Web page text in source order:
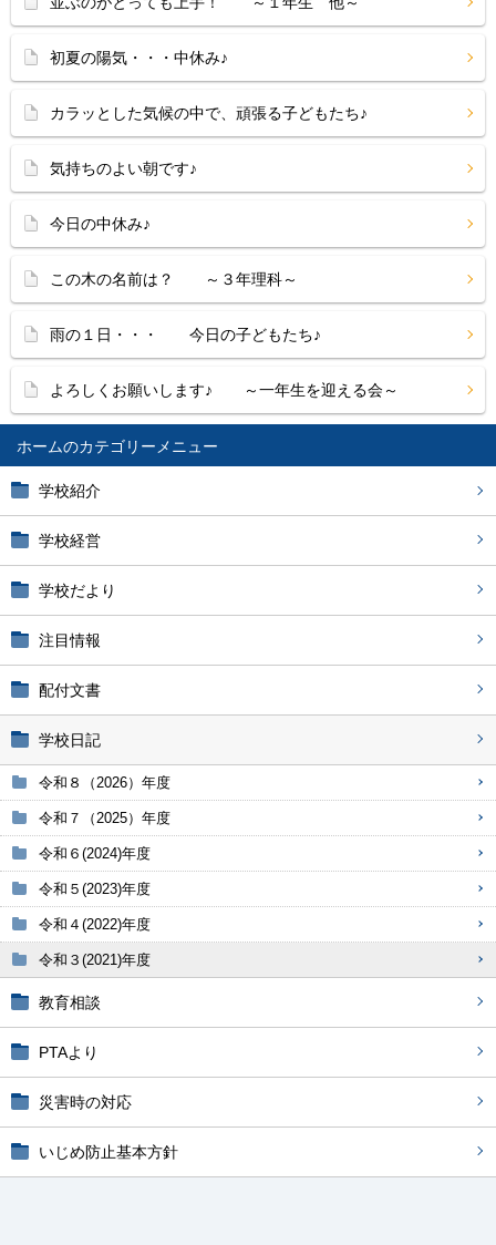
ホーム
学校紹介
学校経営
学校だより
注目情報
配付文書
学校日記
令和８（2026）年度
令和７（2025）年度
令和６(2024)年度
令和５(2023)年度
令和４(2022)年度
令和３(2021)年度
教育相談
PTAより
災害時の対応
いじめ防止基本方針
初夏の陽気・・・中休み♪
カラッとした気候の中で、頑張る子どもたち♪
気持ちのよい朝です♪
今日の中休み♪
この木の名前は？ ～３年理科～
雨の１日・・・ 今日の子どもたち♪
よろしくお願いします♪ ～一年生を迎える会～